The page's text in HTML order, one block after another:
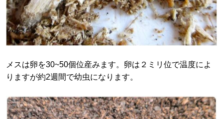
メスは卵を30~50個位産みます。卵は２ミリ位で温度によ
りますが約2週間で幼虫になります。